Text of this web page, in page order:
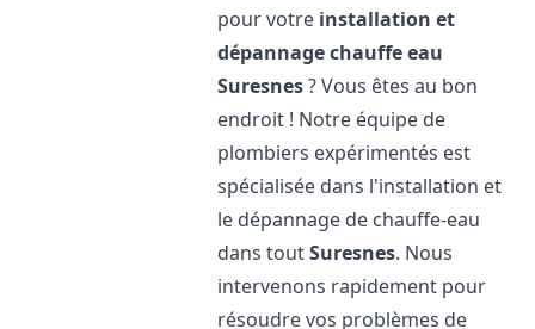
pour votre installation et
dépannage chauffe eau
Suresnes? Vous êtes au bon
endroit ! Notre équipe de
plombiers expérimentés est
spécialisée dans l'installation et
le dépannage de chauffe-eau
dans toutSuresnes. Nous
intervenons rapidement pour
résoudre vos problèmes de